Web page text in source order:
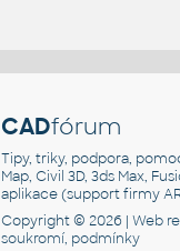
CADfórum
Tipy, triky, podpora,
Map, Civil 3D, 3ds Max,
aplikace (support firmy
Copyright © 2026 |Web
soukromí, podmínky